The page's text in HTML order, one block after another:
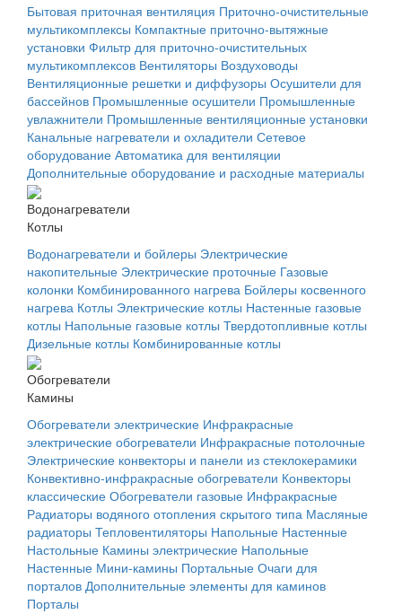
Бытовая приточная вентиляция Приточно-очистительные
мультикомплексы Компактные приточно-вытяжные
установки Фильтр для приточно-очистительных
мультикомплексов Вентиляторы Воздуховоды
Вентиляционные решетки и диффузоры Осушители для
бассейнов Промышленные осушители Промышленные
увлажнители Промышленные вентиляционные установки
Канальные нагреватели и охладители Сетевое
оборудование Автоматика для вентиляции
Дополнительные оборудование и расходные материалы
Водонагреватели
Котлы
Водонагреватели и бойлеры Электрические
накопительные Электрические проточные Газовые
колонки Комбинированного нагрева Бойлеры косвенного
нагрева Котлы Электрические котлы Настенные газовые
котлы Напольные газовые котлы Твердотопливные котлы
Дизельные котлы Комбинированные котлы
Обогреватели
Камины
Обогреватели электрические Инфракрасные
электрические обогреватели Инфракрасные потолочные
Электрические конвекторы и панели из стеклокерамики
Конвективно-инфракрасные обогреватели Конвекторы
классические Обогреватели газовые Инфракрасные
Радиаторы водяного отопления скрытого типа Масляные
радиаторы Тепловентиляторы Напольные Настенные
Настольные Камины электрические Напольные
Настенные Мини-камины Портальные Очаги для
порталов Дополнительные элементы для каминов
Порталы